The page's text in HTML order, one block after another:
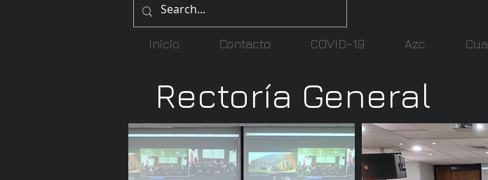
Inicio Contacto COVID-19 Azc Cua
Rectoría General